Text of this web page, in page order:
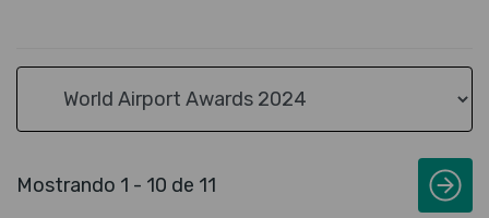
Mostrando 1 - 10 de 11